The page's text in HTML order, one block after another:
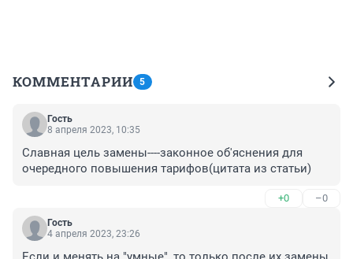
КОММЕНТАРИИ 5
Гость
8 апреля 2023, 10:35
Славная цель замены----законное об'яснения для
очередного повышения тарифов(цитата из статьи)
+0 –0
Гость
4 апреля 2023, 23:26